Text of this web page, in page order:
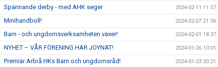
Spännande derby - med AHK seger 2024-02-11 11:57
Minihandboll! 2024-02-07 21:56
Barn - och ungdomsverksamheten växer! 2024-02-01 18:37
NYHET – VÅR FÖRENING HAR JOYNAT! 2024-01-26 10:01
Premiär Arbrå HKs Barn och ungdomsråd! 2024-01-23 20:21